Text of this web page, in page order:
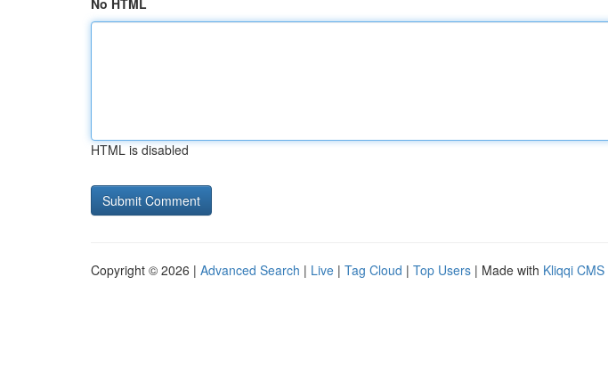
No HTML
HTML is disabled
Copyright © 2026 | Advanced Search | Live | Tag Cloud | Top Users | Made with Kliqqi CMS